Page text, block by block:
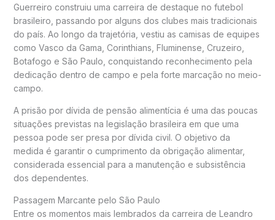
Guerreiro construiu uma carreira de destaque no futebol
brasileiro, passando por alguns dos clubes mais tradicionais
do país. Ao longo da trajetória, vestiu as camisas de equipes
como Vasco da Gama, Corinthians, Fluminense, Cruzeiro,
Botafogo e São Paulo, conquistando reconhecimento pela
dedicação dentro de campo e pela forte marcação no meio-
campo.
A prisão por dívida de pensão alimentícia é uma das poucas
situações previstas na legislação brasileira em que uma
pessoa pode ser presa por dívida civil. O objetivo da
medida é garantir o cumprimento da obrigação alimentar,
considerada essencial para a manutenção e subsistência
dos dependentes.
Passagem Marcante pelo São Paulo
Entre os momentos mais lembrados da carreira de Leandro